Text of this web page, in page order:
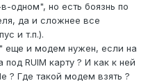
одном", но есть боязнь по
да и сложнее все
и т.п.).
еще и модем нужен, если на
RUIM карту ? И как к ней
? Где такой модем взять ?